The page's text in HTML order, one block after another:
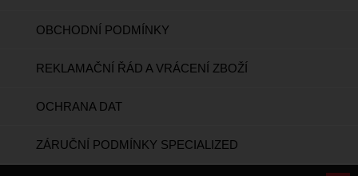
OBCHODNÍ PODMÍNKY
REKLAMAČNÍ ŘÁD A VRÁCENÍ ZBOŽÍ
OCHRANA DAT
ZÁRUČNÍ PODMÍNKY SPECIALIZED